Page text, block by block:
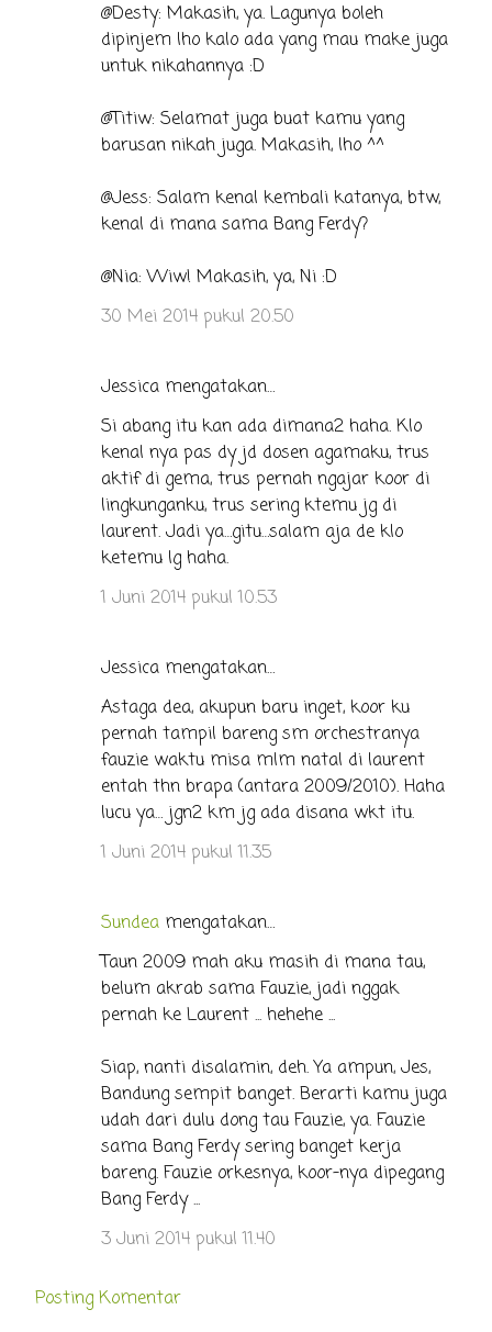
@Desty: Makasih, ya. Lagunya boleh
dipinjem lho kalo ada yang mau make juga
untuk nikahannya :D
@Titiw: Selamat juga buat kamu yang
barusan nikah juga. Makasih, lho ^^
@Jess: Salam kenal kembali katanya, btw,
kenal di mana sama Bang Ferdy?
@Nia: Wiw! Makasih, ya, Ni :D
30 Mei 2014 pukul 20.50
Jessica mengatakan…
Si abang itu kan ada dimana2 haha. Klo
kenal nya pas dy jd dosen agamaku, trus
aktif di gema, trus pernah ngajar koor di
lingkunganku, trus sering ktemu jg di
laurent. Jadi ya…gitu…salam aja de klo
ketemu lg haha.
1 Juni 2014 pukul 10.53
Jessica mengatakan…
Astaga dea, akupun baru inget, koor ku
pernah tampil bareng sm orchestranya
fauzie waktu misa mlm natal di laurent
entah thn brapa (antara 2009/2010). Haha
lucu ya… jgn2 km jg ada disana wkt itu.
1 Juni 2014 pukul 11.35
Sundea mengatakan…
Taun 2009 mah aku masih di mana tau,
belum akrab sama Fauzie, jadi nggak
pernah ke Laurent ... hehehe ...
Siap, nanti disalamin, deh. Ya ampun, Jes,
Bandung sempit banget. Berarti kamu juga
udah dari dulu dong tau Fauzie, ya. Fauzie
sama Bang Ferdy sering banget kerja
bareng. Fauzie orkesnya, koor-nya dipegang
Bang Ferdy ...
3 Juni 2014 pukul 11.40
Posting Komentar